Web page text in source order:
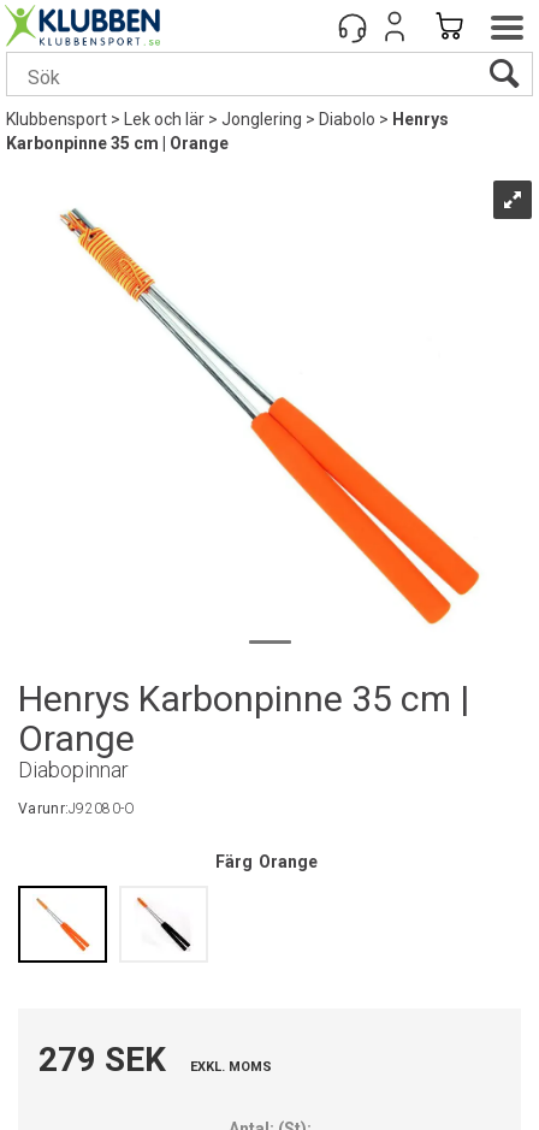
Klubbensport> Lek och lär>Jonglering>Diabolo> Henrys
Karbonpinne 35 cm | Orange
Henrys Karbonpinne 35 cm |
Orange
Diabopinnar
Varunr:J92080-O
Färg Orange
279 SEK EXKL. MOMS